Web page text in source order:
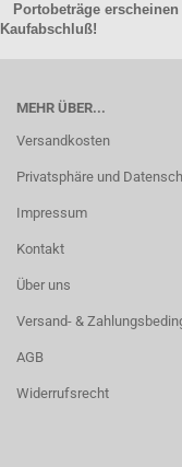
Portobeträge
Kaufabschluß!
MEHR ÜBER...
Versandkosten
Privatsphäre und
Impressum
Kontakt
Über uns
Versand- &
AGB
Widerrufsrecht